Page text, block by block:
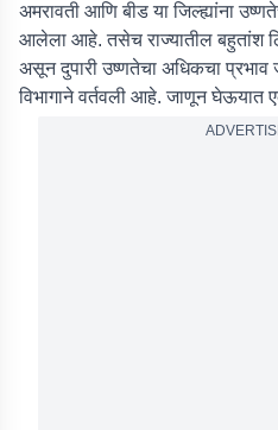
अमरावती आणि बीड या जिल्ह्यांना
आलेला आहे. तसेच राज्यातील बहुतांश
असून दुपारी उष्णतेचा अधिकचा
विभागाने वर्तवली आहे. जाणून घेऊयात